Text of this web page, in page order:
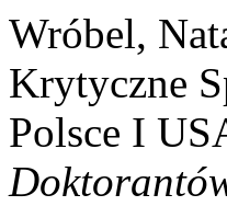
Wróbel,
Krytyczne
Polsce I